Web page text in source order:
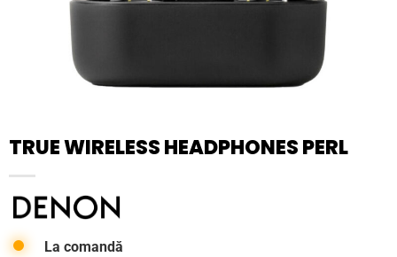
TRUE WIRELESS HEADPHONES PERL
La comandă